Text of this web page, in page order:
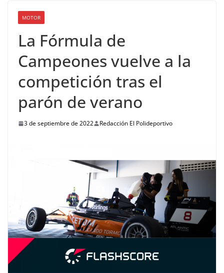
MOTOR
La Fórmula de
Campeones vuelve a la
competición tras el
parón de verano
3 de septiembre de 2022 Redacción El Polideportivo